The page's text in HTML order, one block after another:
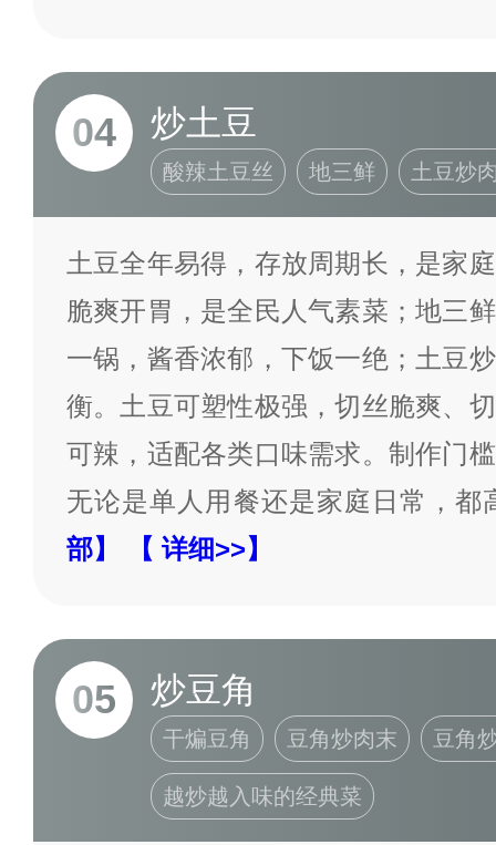
04 炒土豆
酸辣土豆丝 地三鲜 土豆炒
土豆全年易得，存放周期长，是家
脆爽开胃，是全民人气素菜；地三
一锅，酱香浓郁，下饭一绝；土豆
衡。土豆可塑性极强，切丝脆爽、
可辣，适配各类口味需求。制作门
无论是单人用餐还是家庭日常，都
部】
【 详细>>】
05 炒豆角
干煸豆角 豆角炒肉末 豆角
越炒越入味的经典菜